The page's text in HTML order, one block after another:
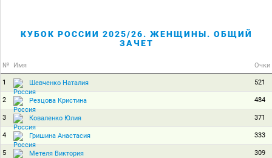
КУБОК РОССИИ 2025/26. ЖЕНЩИНЫ. ОБЩИЙ
ЗАЧЕТ
№ Имя Очки
1 Шевченко Наталия 521
2 Резцова Кристина 484
3 Коваленко Юлия 371
4 Гришина Анастасия 333
5 Метеля Виктория 309